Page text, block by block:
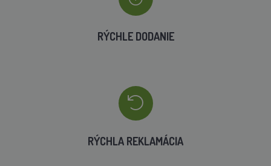
RÝCHLE DODANIE
RÝCHLA REKLAMÁCIA